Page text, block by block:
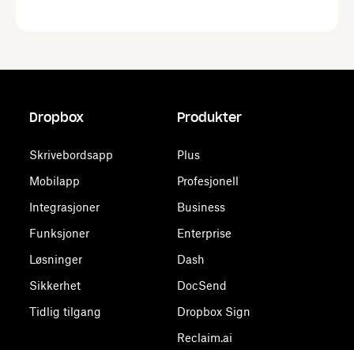
Dropbox
Skrivebordsapp
Mobilapp
Integrasjoner
Funksjoner
Løsninger
Sikkerhet
Tidlig tilgang
Produkter
Plus
Profesjonell
Business
Enterprise
Dash
DocSend
Dropbox Sign
Reclaim.ai